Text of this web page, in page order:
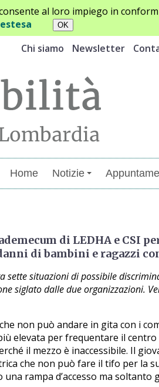
al loro impiego in
Chi siamo
Newsletter
Home Notizie
di LEDHA e CSI
di bambini e ragazzi
sette situazioni di possibile
siglato dalle due organizzazioni.
non può andare in gita con i
elevata per frequentare il centro
il mezzo è inaccessibile. Il
che non può fare il tifo per la
rampa d’accesso ma soltanto